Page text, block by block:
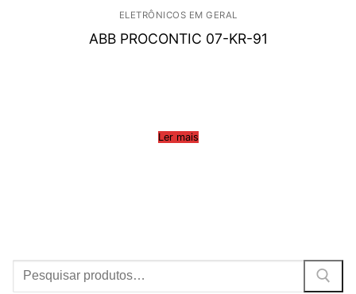
ELETRÔNICOS EM GERAL
ABB PROCONTIC 07-KR-91
Ler mais
Procurar: